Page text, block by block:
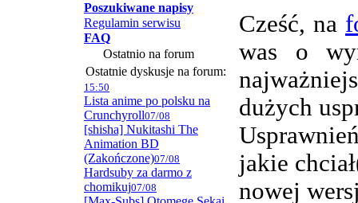
Poszukiwane napisy
Regulamin serwisu
FAQ
Ostatnio na forum
Ostatnie dyskusje na forum:
15:50
Lista anime po polsku na
Crunchyroll07/08
[shisha] Nukitashi The
Animation BD
(Zakończone)07/08
Hardsuby za darmo z
chomikuj07/08
Cześć, na
was o
dużych
jakie
nowej